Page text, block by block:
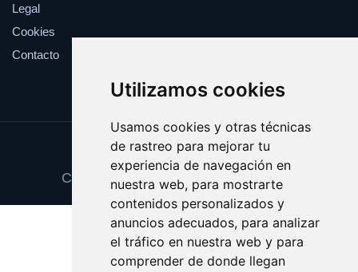
Utilizamos cookies
Usamos cookies y otras técnicas
de rastreo para mejorar tu
experiencia de navegación en
nuestra web, para mostrarte
contenidos personalizados y
anuncios adecuados, para analizar
el tráfico en nuestra web y para
comprender de donde llegan
Legal
Cookies
Contacto
Update cookies preferences
Copyright © 2025 premioseguro.com